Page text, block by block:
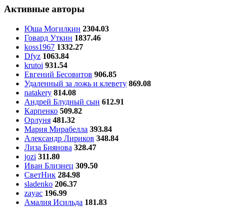
Активные авторы
Юша Могилкин 2304.03
Говард Уткин 1837.46
koss1967 1332.27
Dfyz 1063.84
krutoi 931.54
Евгений Бесовитов 906.85
Удаленный за ложь и клевету 869.08
natakery 814.08
Андрей Блудный сын 612.91
Карпенко 509.82
Орлуня 481.32
Мария Мирабелла 393.84
Александр Лириков 348.84
Лиза Биянова 328.47
jozi 311.80
Иван Близнец 309.50
СветНик 284.98
sladenko 206.37
zayac 196.99
Амалия Исильда 181.83